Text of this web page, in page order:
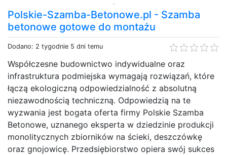
Polskie-Szamba-Betonowe.pl - Szamba
betonowe gotowe do montażu
Dodano: 2 tygodnie 5 dni temu
Współczesne budownictwo indywidualne oraz
infrastruktura podmiejska wymagają rozwiązań, które
łączą ekologiczną odpowiedzialność z absolutną
niezawodnością techniczną. Odpowiedzią na te
wyzwania jest bogata oferta firmy Polskie Szamba
Betonowe, uznanego eksperta w dziedzinie produkcji
monolitycznych zbiorników na ścieki, deszczówkę
oraz gnojowicę. Przedsiębiorstwo opiera swój sukces